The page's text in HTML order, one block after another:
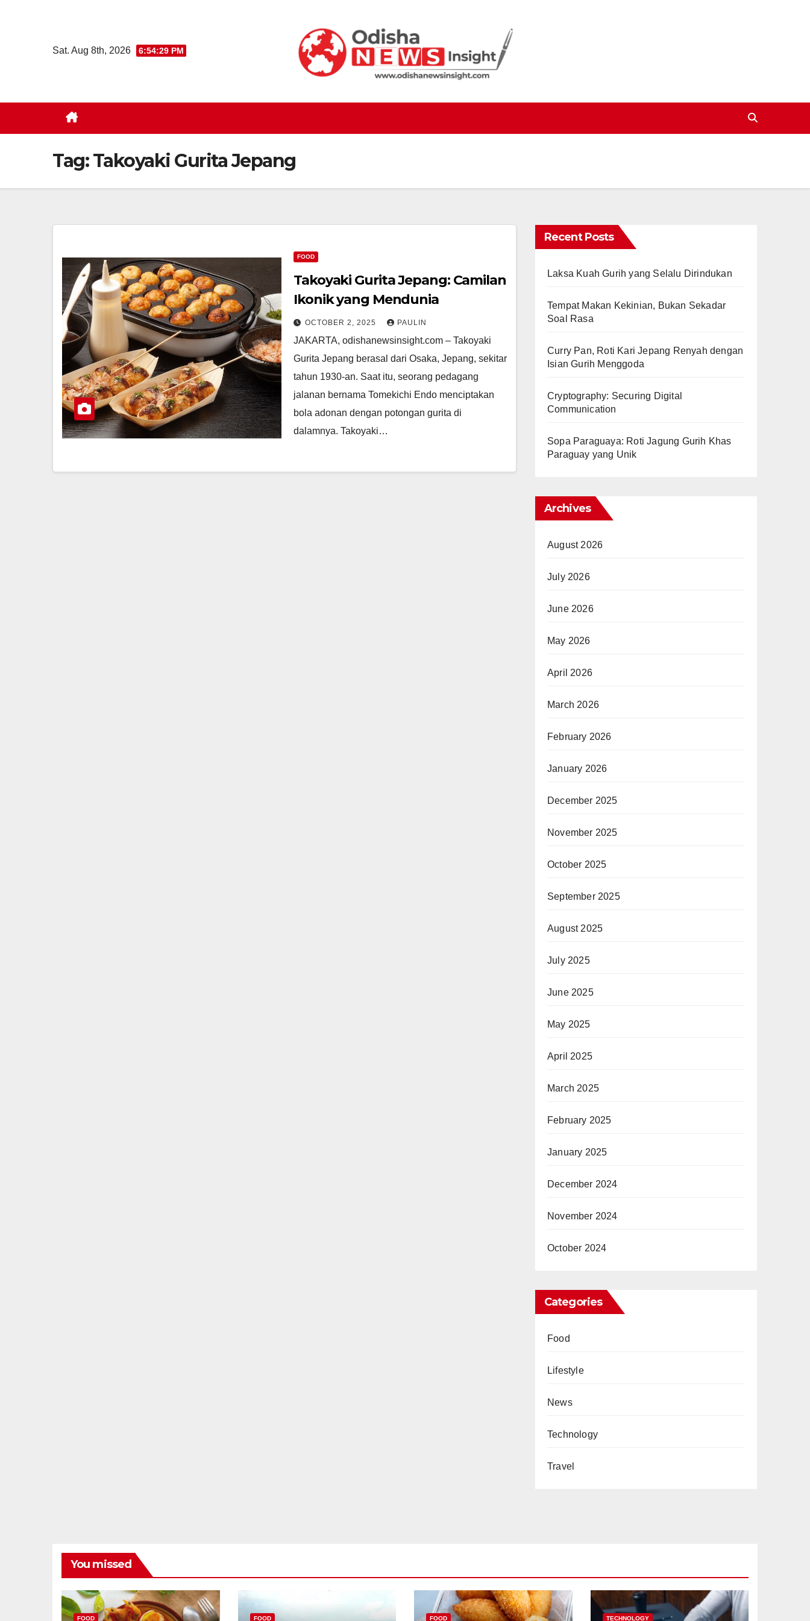
Sat. Aug 8th, 2026 6:54:30 PM
Tag:Takoyaki Gurita Jepang
FOOD
Takoyaki Gurita Jepang: Camilan
Ikonik yang Mendunia
OCTOBER 2, 2025 PAULIN
JAKARTA, odishanewsinsight.com – Takoyaki
Gurita Jepang berasal dari Osaka, Jepang, sekitar
tahun 1930-an. Saat itu, seorang pedagang
jalanan bernama Tomekichi Endo menciptakan
bola adonan dengan potongan gurita di
dalamnya. Takoyaki…
Recent Posts
Laksa Kuah Gurih yang Selalu Dirindukan
Tempat Makan Kekinian, Bukan Sekadar
Soal Rasa
Curry Pan, Roti Kari Jepang Renyah dengan
Isian Gurih Menggoda
Cryptography: Securing Digital
Communication
Sopa Paraguaya: Roti Jagung Gurih Khas
Paraguay yang Unik
Archives
August 2026
July 2026
June 2026
May 2026
April 2026
March 2026
February 2026
January 2026
December 2025
November 2025
October 2025
September 2025
August 2025
July 2025
June 2025
May 2025
April 2025
March 2025
February 2025
January 2025
December 2024
November 2024
October 2024
Categories
Food
Lifestyle
News
Technology
Travel
You missed
FOOD FOOD FOOD TECHNOLOGY